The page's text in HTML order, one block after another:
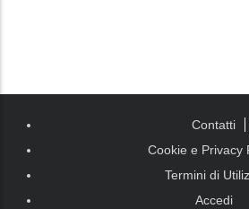
Piè di
Contatti
Cookie e Privacy
Termini di
Accedi